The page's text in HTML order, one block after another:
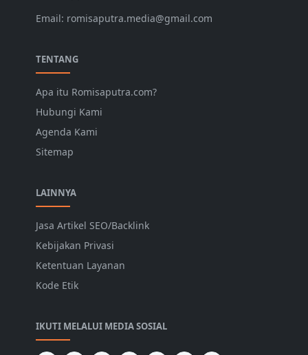
Email: romisaputra.media@gmail.com
TENTANG
Apa itu Romisaputra.com?
Hubungi Kami
Agenda Kami
Sitemap
LAINNYA
Jasa Artikel SEO/Backlink
Kebijakan Privasi
Ketentuan Layanan
Kode Etik
IKUTI MELALUI MEDIA SOSIAL